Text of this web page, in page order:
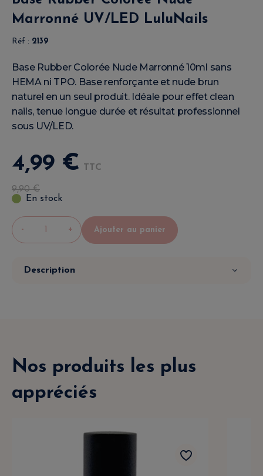
Marronné UV/LED LuluNails
Réf : 2139
Base Rubber Colorée Nude Marronné 10ml sans
HEMA ni TPO. Base renforçante et nude brun
naturel en un seul produit. Idéale pour effet clean
nails, tenue longue durée et résultat professionnel
sous UV/LED.
4,99 € TTC
9,90€
En stock
- + Ajouter au panier
Description
Nos produits les plus
appréciés